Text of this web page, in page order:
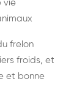
vie
frelon
froids, et
et bonne